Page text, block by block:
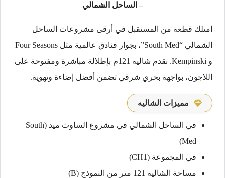
– الساحل الشمالي
امتلك قطعة من المستقبل في أرقى مشروعات الساحل
الشمالي “South Med”، بجوار فنادق عالمية مثل Four Seasons
و Kempinski. نقدم شاليه 121م بإطلالة مباشرة ومفتوحة على
اللاجون، بواجهة بحري شرقي تضمن أفضل إضاءة وتهوية.
مميزات الشاليه
في الساحل الشمالي في مشروع الساوث ميد (South
Med)
في المجموعة (CH1)
مساحة الشالية 121 متر من النموذج (B)